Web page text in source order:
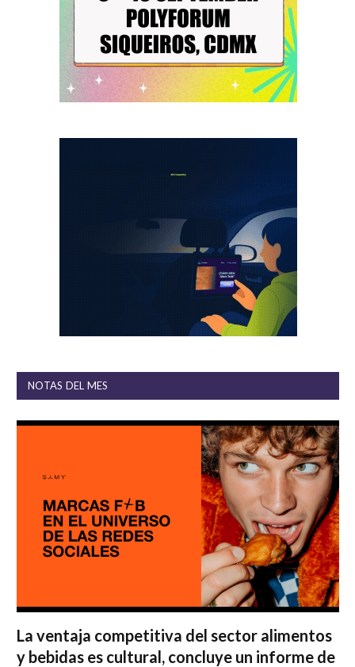
NOTAS DEL MES
La ventaja competitiva del sector alimentos
y bebidas es cultural, concluye un informe de